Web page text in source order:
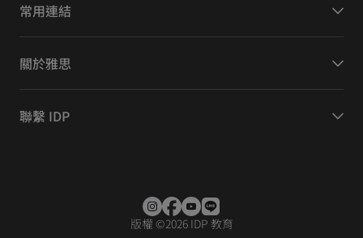
常用連結
關於雅思
聯繫 IDP
版權 ©2026 IDP 教育